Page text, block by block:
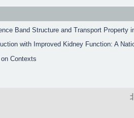
Band Structure and Transport Property
with Improved Kidney Function: A
Contexts